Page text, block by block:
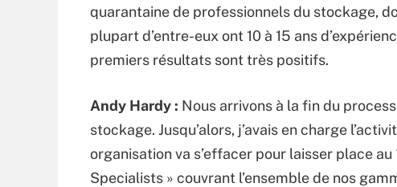
quarantaine de professionnels du stockage,
plupart d’entre-eux ont 10 à 15 ans
premiers résultats sont très positifs.
Andy Hardy : Nous arrivons à la fin du
stockage. Jusqu’alors, j’avais en charge
organisation va s’effacer pour laisser place au
Specialists » couvrant l’ensemble de nos